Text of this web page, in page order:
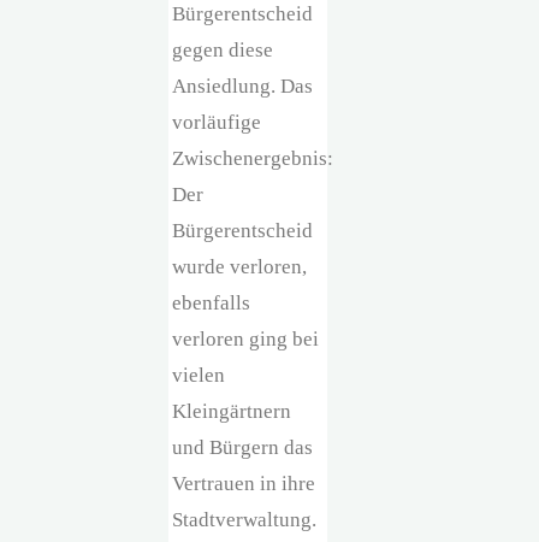
Bürgerentscheid
gegen diese
Ansiedlung. Das
vorläufige
Zwischenergebnis:
Der
Bürgerentscheid
wurde verloren,
ebenfalls
verloren ging bei
vielen
Kleingärtnern
und Bürgern das
Vertrauen in ihre
Stadtverwaltung.